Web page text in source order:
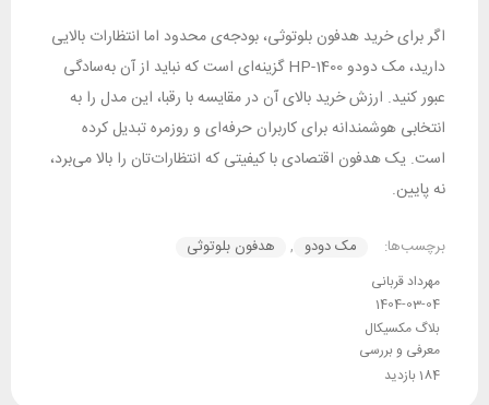
اگر برای خرید هدفون بلوتوثی، بودجه‌ی محدود اما انتظارات بالایی
دارید، مک دودو HP-1400 گزینه‌ای است که نباید از آن به‌سادگی
عبور کنید. ارزش خرید بالای آن در مقایسه با رقبا، این مدل را به
انتخابی هوشمندانه برای کاربران حرفه‌ای و روزمره تبدیل کرده
است. یک هدفون اقتصادی با کیفیتی که انتظارات‌تان را بالا می‌برد،
نه پایین.
برچسب‌ها: مک دودو , هدفون بلوتوثی
مهرداد قربانی
1404-03-04
بلاگ مکسیکال
معرفی و بررسی
184 بازدید